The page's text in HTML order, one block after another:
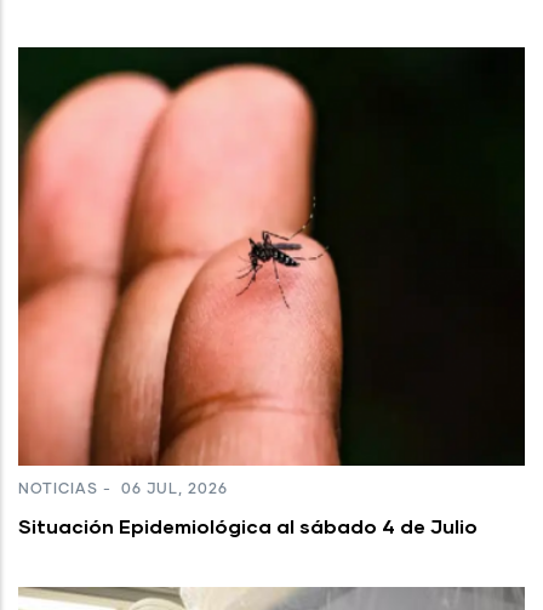
NOTICIAS - 06 JUL, 2026
Situación Epidemiológica al sábado 4 de Julio